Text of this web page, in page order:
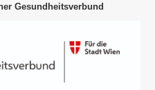
Gesundheitsverbund